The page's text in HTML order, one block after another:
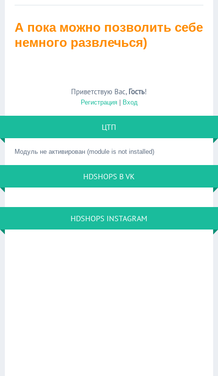
А пока можно позволить себе
немного развлечься)
Приветствую Вас, Гость!
Регистрация| Вход
ЦТП
Модуль не активирован (module is not installed)
HDSHOPS В VK
HDSHOPS INSTAGRAM